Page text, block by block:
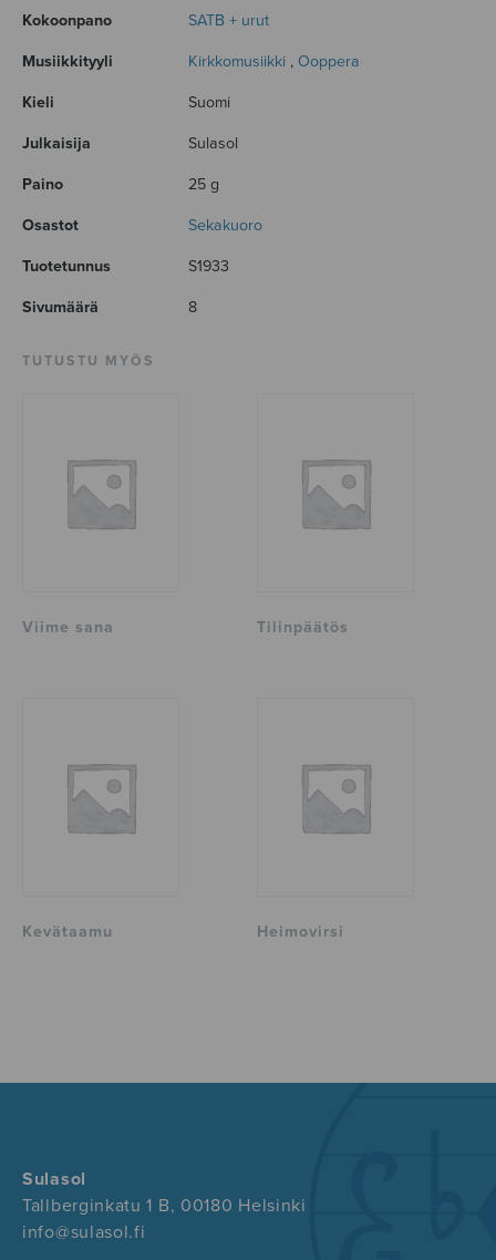
Kokoonpano
SATB + urut
Musiikkityyli Kirkkomusiikki , Ooppera
Kieli Suomi
Julkaisija Sulasol
Paino 25 g
Osastot Sekakuoro
Tuotetunnus S1933
Sivumäärä 8
TUTUSTU MYÖS
Viime sana Tilinpäätös
Kevätaamu Heimovirsi
Sulasol
Tallberginkatu 1 B, 00180 Helsinki
info@sulasol.fi